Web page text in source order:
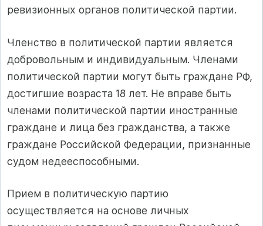
ревизионных органов политической партии.
Членство в политической партии является
добровольным и индивидуальным. Членами
политической партии могут быть граждане РФ,
достигшие возраста 18 лет. Не вправе быть
членами политической партии иностранные
граждане и лица без гражданства, а также
граждане Российской Федерации, признанные
судом недееспособными.
Прием в политическую партию
осуществляется на основе личных